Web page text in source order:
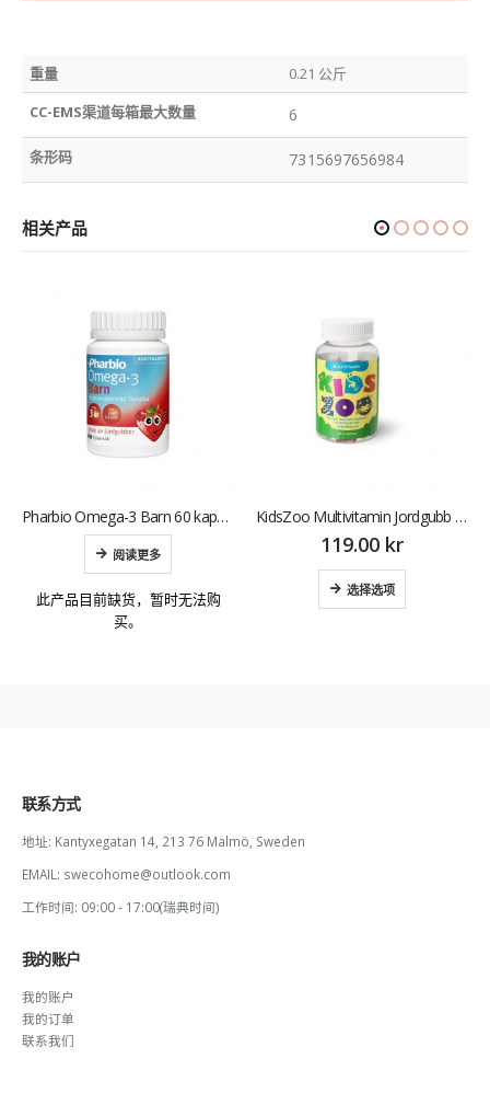
重量
0.21 公斤
CC-EMS渠道每箱最大数量
6
条形码 7315697656984
相关产品
Pharbio Omega-3 Barn 60 kapslar 儿童鱼油
阅读更多
此产品目前缺货，暂时无法购
买。
KidsZoo Multivitamin Jordgubb 60 st 儿童复合维生素
119.00 kr
选择选项
联系方式
地址: Kantyxegatan 14, 213 76 Malmö, Sweden
EMAIL: swecohome@outlook.com
工作时间: 09:00 - 17:00(瑞典时间)
我的账户
我的账户
我的订单
联系我们